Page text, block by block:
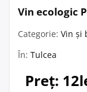
Vin ecologic
Categorie: Vin și
În: Tulcea
Preț: